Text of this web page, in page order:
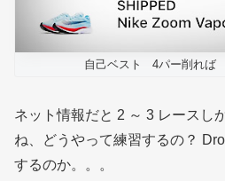
自己ベスト 4パー削れ
ネット情報だと 2 ～ 3 レースし
ね、どうやって練習するの？
するのか。。。